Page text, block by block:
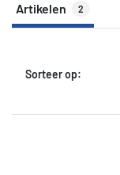
Artikelen 2
Sorteer op: